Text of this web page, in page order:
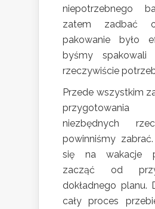
niepotrzebnego
zatem
pakowanie było
byśmy
rzeczywiście
Przede wszystkim
niezbędnych
powinniśmy
się na wakacje
zacząć od
dokładnego planu.
cały proces